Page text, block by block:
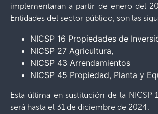
implementaran a partir de enero del
Entidades del sector público, son las
NICSP 16 Propiedades de
NICSP 27 Agricultura,
NICSP 43 Arrendamientos
NICSP 45 Propiedad, Planta y
Esta última en sustitución de la NICSP
será hasta el 31 de diciembre de 2024.